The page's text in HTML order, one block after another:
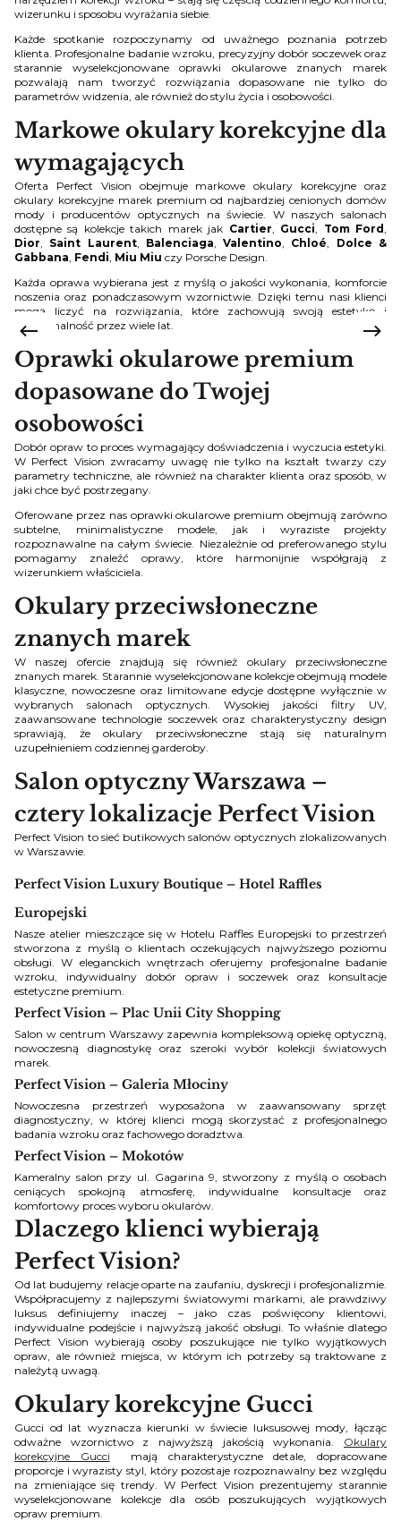
wizerunku i sposobu wyrażania siebie.
Każde spotkanie rozpoczynamy od uważnego poznania potrzeb
klienta. Profesjonalne badanie wzroku, precyzyjny dobór soczewek oraz
starannie wyselekcjonowane oprawki okularowe znanych marek
pozwalają nam tworzyć rozwiązania dopasowane nie tylko do
parametrów widzenia, ale również do stylu życia i osobowości.
Markowe okulary korekcyjne dla
wymagających
Oferta Perfect Vision obejmuje markowe okulary korekcyjne oraz
okulary korekcyjne marek premium od najbardziej cenionych domów
mody i producentów optycznych na świecie. W naszych salonach
dostępne są kolekcje takich marek jak Cartier Gucci Tom Ford
Dior
Saint Laurent, Balenciaga ,Valentino Chloé
Dolce &
Gabbana Fendi Miu Miu czy Porsche Design.
Każda oprawa wybierana jest z myślą o jakości wykonania, komforcie
noszenia oraz ponadczasowym wzornictwie. Dzięki temu nasi klienci
mogą liczyć na rozwiązania, które zachowują swoją estetykę i
funkcjonalność przez wiele lat.
Oprawki okularowe premium
dopasowane do Twojej
osobowości
Dobór opraw to proces wymagający doświadczenia i wyczucia estetyki.
W Perfect Vision zwracamy uwagę nie tylko na kształt twarzy czy
parametry techniczne, ale również na charakter klienta oraz sposób, w
jaki chce być postrzegany.
Oferowane przez nas oprawki okularowe premium obejmują zarówno
subtelne, minimalistyczne modele, jak i wyraziste projekty
rozpoznawalne na całym świecie. Niezależnie od preferowanego stylu
pomagamy znaleźć oprawy, które harmonijnie współgrają z
wizerunkiem właściciela.
Okulary przeciwsłoneczne
znanych marek
W naszej ofercie znajdują się również okulary przeciwsłoneczne
znanych marek. Starannie wyselekcjonowane kolekcje obejmują modele
klasyczne, nowoczesne oraz limitowane edycje dostępne wyłącznie w
wybranych salonach optycznych. Wysokiej jakości filtry UV,
zaawansowane technologie soczewek oraz charakterystyczny design
sprawiają, że okulary przeciwsłoneczne stają się naturalnym
uzupełnieniem codziennej garderoby.
Salon optyczny Warszawa –
cztery lokalizacje Perfect Vision
Perfect Vision to sieć butikowych salonów optycznych zlokalizowanych
w Warszawie.
Perfect Vision Luxury Boutique – Hotel Raffles
Europejski
Nasze atelier mieszczące się w Hotelu Raffles Europejski to przestrzeń
stworzona z myślą o klientach oczekujących najwyższego poziomu
obsługi. W eleganckich wnętrzach oferujemy profesjonalne badanie
wzroku, indywidualny dobór opraw i soczewek oraz konsultacje
estetyczne premium.
Perfect Vision – Plac Unii City Shopping
Salon w centrum Warszawy zapewnia kompleksową opiekę optyczną,
nowoczesną diagnostykę oraz szeroki wybór kolekcji światowych
marek.
Perfect Vision – Galeria Młociny
Nowoczesna przestrzeń wyposażona w zaawansowany sprzęt
diagnostyczny, w której klienci mogą skorzystać z profesjonalnego
badania wzroku oraz fachowego doradztwa.
Perfect Vision – Mokotów
Kameralny salon przy ul. Gagarina 9, stworzony z myślą o osobach
ceniących spokojną atmosferę, indywidualne konsultacje oraz
komfortowy proces wyboru okularów.
Dlaczego klienci wybierają
Perfect Vision?
Od lat budujemy relacje oparte na zaufaniu, dyskrecji i profesjonalizmie.
Współpracujemy z najlepszymi światowymi markami, ale prawdziwy
luksus definiujemy inaczej – jako czas poświęcony klientowi,
indywidualne podejście i najwyższą jakość obsługi. To właśnie dlatego
Perfect Vision wybierają osoby poszukujące nie tylko wyjątkowych
opraw, ale również miejsca, w którym ich potrzeby są traktowane z
należytą uwagą.
Okulary korekcyjne Gucci
Gucci od lat wyznacza kierunki w świecie luksusowej mody, łącząc
odważne wzornictwo z najwyższą jakością wykonania. Okulary
korekcyjne Gucci mają charakterystyczne detale, dopracowane
proporcje i wyrazisty styl, który pozostaje rozpoznawalny bez względu
na zmieniające się trendy. W Perfect Vision prezentujemy starannie
wyselekcjonowane kolekcje dla osób poszukujących wyjątkowych
opraw premium.